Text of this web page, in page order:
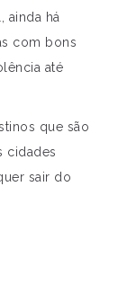
ainda há
com bons
até
que são
cidades
sair do